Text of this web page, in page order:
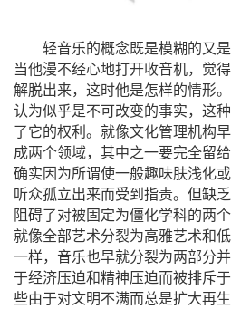
轻音乐的概念既是模糊的又
当他漫不经心地打开收音机，觉
解脱出来，这时他是怎样的情形
认为似乎是不可改变的事实，这
了它的权利。就像文化管理机构
成两个领域，其中之一要完全留
确实因为所谓使一般趣味肤浅化
听众孤立出来而受到指责。但缺
阻碍了对被固定为僵化学科的两
就像全部艺术分裂为高雅艺术和
一样，音乐也早就分裂为两部分
于经济压迫和精神压迫而被排斥
些由于对文明不满而总是扩大再